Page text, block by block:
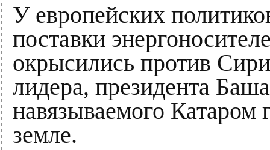
У европейских
поставки
окрысились против
лидера, президента
навязываемого Катаром
земле.